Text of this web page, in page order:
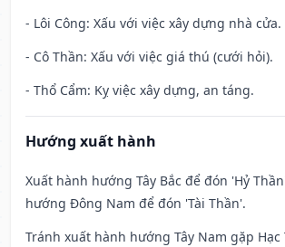
- Lôi Công: Xấu với việc xây dựng nhà cửa.
- Cô Thần: Xấu với việc giá thú (cưới hỏi).
- Thổ Cẩm: Kỵ việc xây dựng, an táng.
Hướng xuất hành
Xuất hành hướng Tây Bắc để đón 'Hỷ
hướng Đông Nam để đón 'Tài Thần'.
Tránh xuất hành hướng Tây Nam gặp Hạc